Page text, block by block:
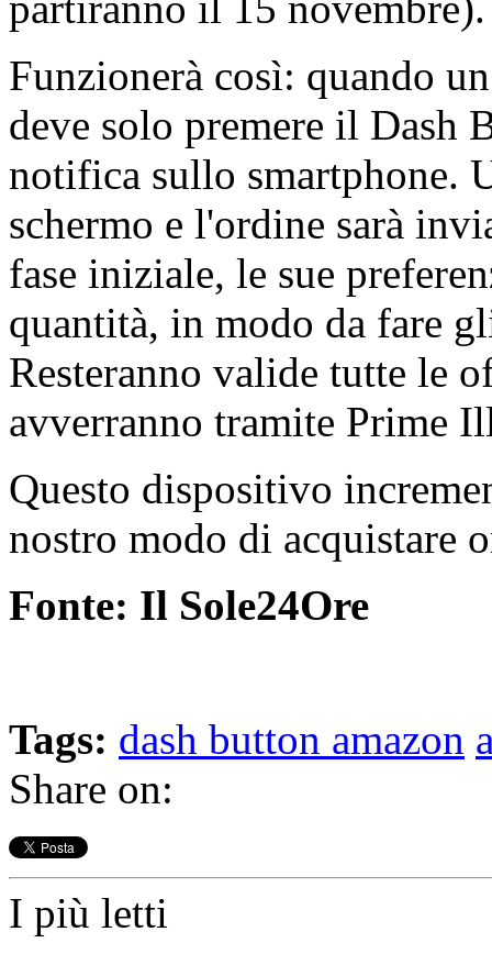
Funzionerà così: quando
deve solo premere il Dash
notifica sullo smartphone.
schermo e l'ordine sarà
fase iniziale, le sue
quantità, in modo da fare
Resteranno valide tutte le
avverranno tramite Prime
Questo dispositivo
nostro modo di acquistare
Fonte: Il Sole24Ore
Tags: dash button amazon
Share on:
I più letti